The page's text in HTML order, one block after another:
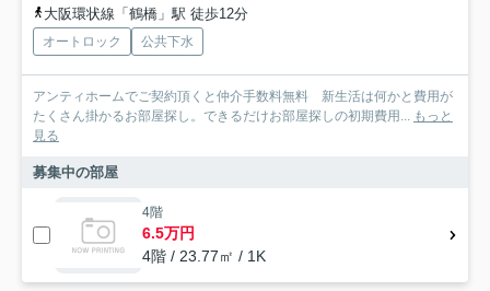
大阪環状線「鶴橋」駅 徒歩12分
オートロック 公共下水
アンティホームでご契約頂くと仲介手数料無料 新生活は何かと費用が
たくさん掛かるお部屋探し。できるだけお部屋探しの初期費用... もっと
見る
募集中の部屋
4階
6.5万円
4階 / 23.77㎡ / 1K